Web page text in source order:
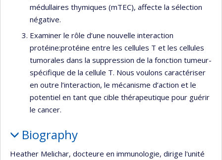
médullaires thymiques (mTEC), affecte la sélection
négative.
Examiner le rôle d’une nouvelle interaction
protéine:protéine entre les cellules T et les cellules
tumorales dans la suppression de la fonction tumeur-
spécifique de la cellule T. Nous voulons caractériser
en outre l’interaction, le mécanisme d’action et le
potentiel en tant que cible thérapeutique pour guérir
le cancer.
Biography
Heather Melichar, docteure en immunologie, dirige l'unité